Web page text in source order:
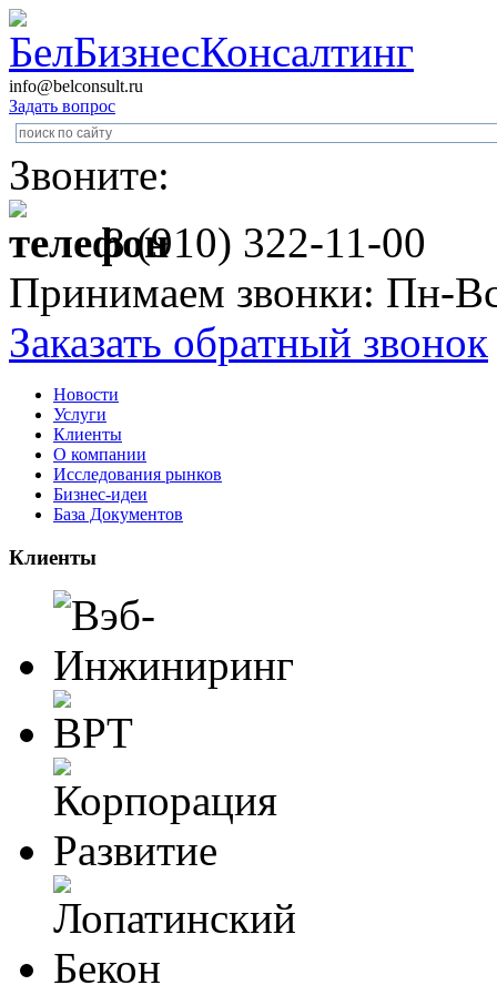
info@belconsult.ru
Задать вопрос
Звоните:
8 (910) 322-11-00
Принимаем звонки: Пн-
Заказать обратный звонок
Новости
Услуги
Клиенты
О компании
Исследования рынков
Бизнес-идеи
База Документов
Клиенты